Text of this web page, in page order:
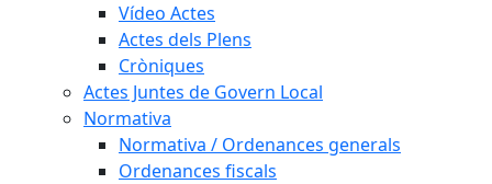
Vídeo Actes
Actes dels Plens
Cròniques
Actes Juntes de Govern Local
Normativa
Normativa / Ordenances generals
Ordenances fiscals